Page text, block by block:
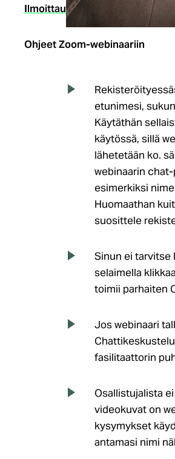
Ilmoittaudu mukaan 21.1. klo
Ohjeet Zoom-webinaariin
etunimesi,
Käytäthän
käytössä, sillä
lähetetään ko.
webinaarin
esimerkiksi
Huomaathan
suosittele
Sinun ei tarvitse
selaimella
toimii parhaiten
Jos webinaari
fasilitaattorin
Osallistujalista
videokuvat on
kysymykset
antamasi nimi